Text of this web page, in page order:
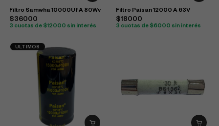
Filtro Samwha 10000Uf A 80Wv
$36000
3 cuotas de $12000 sin interés
Filtro Paisan 12000 A 63V
$18000
3 cuotas de $6000 sin interés
ULTIMOS